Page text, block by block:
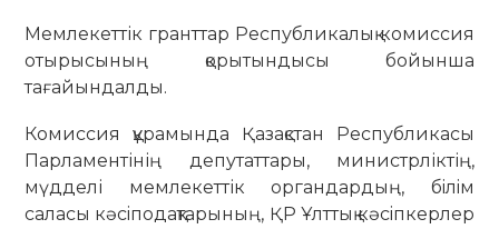
Мемлекеттік гранттар Республикалық комиссия
отырысының қорытындысы бойынша
тағайындалды.
Комиссия құрамында Қазақстан Республикасы
Парламентінің депутаттары, министрліктің,
мүдделі мемлекеттік органдардың, бiлiм
саласы кәсiподақтарының, ҚР Ұлттық кәсiпкерлер